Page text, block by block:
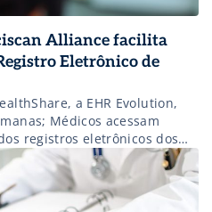
Alliance facilita
Eletrônico de
a EHR Evolution,
Médicos acessam
registros eletrônicos dos